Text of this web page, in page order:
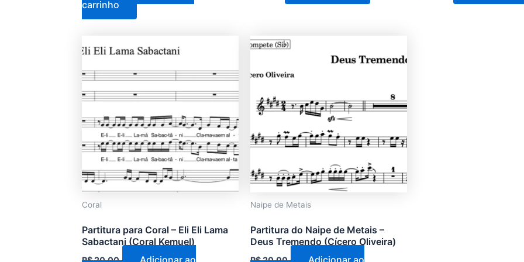
carrinho
Coral
Partitura para Coral – Eli Eli Lama
Sabactani (Coral Kemuel)
R$20,00 Adicionar ao
Naipe de Metais
Partitura do Naipe de Metais –
Deus Tremendo (Cícero Oliveira)
R$20,00 Adicionar ao